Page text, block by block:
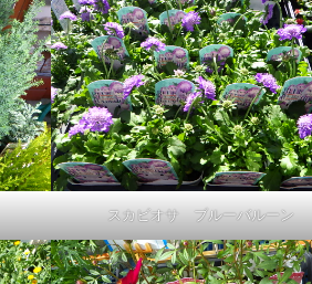
スカビオサ ブルーバルーン